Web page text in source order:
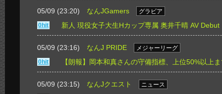
05/09 (23:20) なんJGamers
グラビア
0hit
新人 現役女子大生Hカップ専属 奥井千晴 AV Debut
05/09 (23:16) なんJ PRIDE
メジャーリーグ
0hit
【朗報】岡本和真さんの守備指標、上位50%以上
05/09 (23:15) なんJクエスト
ニュース